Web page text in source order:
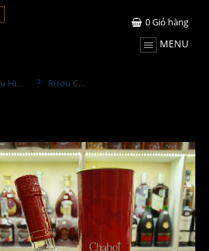
0Giỏ hàng
MENU
Rượu Hiếm - Cũ Rượu Chabot Dry 500ml